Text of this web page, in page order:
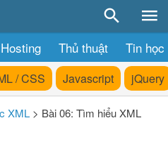
Hosting Thủ thuật Tin học
/ CSS Javascript jQuery
XML > Bài 06: Tìm hiểu XML